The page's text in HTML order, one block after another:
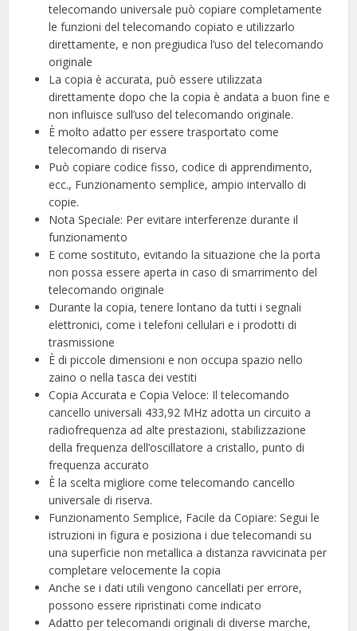
telecomando universale può copiare completamente
le funzioni del telecomando copiato e utilizzarlo
direttamente, e non pregiudica l’uso del telecomando
originale
La copia è accurata, può essere utilizzata
direttamente dopo che la copia è andata a buon fine e
non influisce sull’uso del telecomando originale.
È molto adatto per essere trasportato come
telecomando di riserva
Può copiare codice fisso, codice di apprendimento,
ecc., Funzionamento semplice, ampio intervallo di
copie.
Nota Speciale: Per evitare interferenze durante il
funzionamento
E come sostituto, evitando la situazione che la porta
non possa essere aperta in caso di smarrimento del
telecomando originale
Durante la copia, tenere lontano da tutti i segnali
elettronici, come i telefoni cellulari e i prodotti di
trasmissione
È di piccole dimensioni e non occupa spazio nello
zaino o nella tasca dei vestiti
Copia Accurata e Copia Veloce: Il telecomando
cancello universali 433,92 MHz adotta un circuito a
radiofrequenza ad alte prestazioni, stabilizzazione
della frequenza dell’oscillatore a cristallo, punto di
frequenza accurato
È la scelta migliore come telecomando cancello
universale di riserva.
Funzionamento Semplice, Facile da Copiare: Segui le
istruzioni in figura e posiziona i due telecomandi su
una superficie non metallica a distanza ravvicinata per
completare velocemente la copia
Anche se i dati utili vengono cancellati per errore,
possono essere ripristinati come indicato
Adatto per telecomandi originali di diverse marche,